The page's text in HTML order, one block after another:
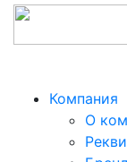
Компания
О